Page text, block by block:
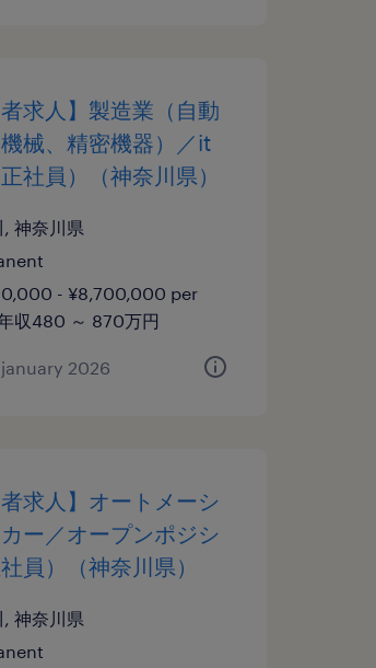
者求人】製造業（自動
械、精密機器）／it
社員）（神奈川県）
神奈川県
- ¥8,700,000 per
収480 ～ 870万円
2026
者求人】オートメーシ
ー／オープンポジシ
員）（神奈川県）
神奈川県